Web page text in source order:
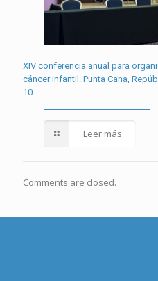
XIV conferencia anual para
cáncer infantil. Punta Cana,
10
Leer más
Comments are closed.